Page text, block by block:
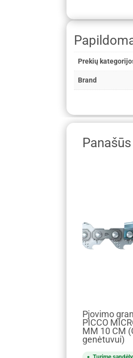
Prekių
Brand
Pjovimo
PICCO
MM 10 CM
genėtuvui)